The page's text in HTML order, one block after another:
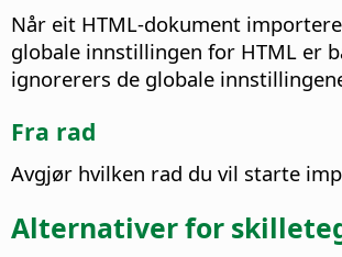
Når eit HTML-dokument
globale innstillingen for HTML er
ignorerers de globale
Fra rad
Avgjør hvilken rad du vil starte
Alternativer for